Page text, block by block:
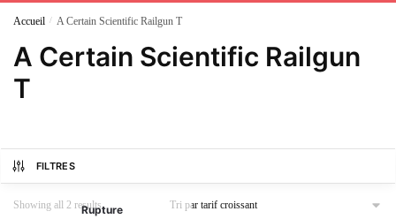
Accueil / A Certain Scientific Railgun T
A Certain Scientific Railgun
T
FILTRES
Showing all 2 resultsRupture